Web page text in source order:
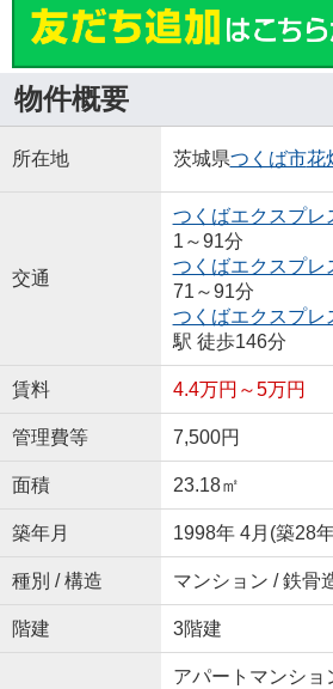
物件概要
所在地 茨城県つくば市花
交通
つくばエクスプレ
1～91分
つくばエクスプレ
71～91分
つくばエクスプレ
駅 徒歩146分
賃料 4.4万円～5万円
管理費等 7,500円
面積 23.18㎡
築年月 1998年 4月(築28
種別 / 構造 マンション / 鉄骨
階建 3階建
アパートマンシ